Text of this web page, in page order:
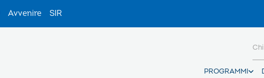
Avvenire SIR
PROGRAMMI